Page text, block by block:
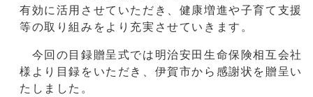
有効に活用させていただき、健康増進や子育て支援
等の取り組みをより充実させていきます。
今回の目録贈呈式では明治安田生命保険相互会社
様より目録をいただき、伊賀市から感謝状を贈呈い
たしました。